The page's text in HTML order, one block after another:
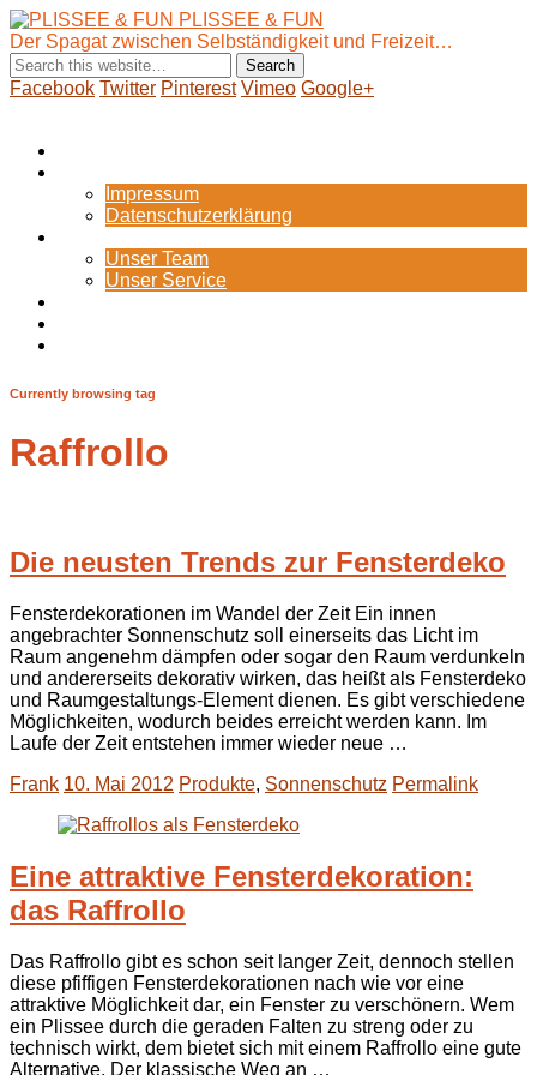
PLISSEE & FUN
Der Spagat zwischen Selbständigkeit und Freizeit…
Facebook Twitter Pinterest Vimeo Google+
Impressum
Datenschutzerklärung
Unser Team
Unser Service
Currently browsing tag
Raffrollo
Die neusten Trends zur Fensterdeko
Fensterdekorationen im Wandel der Zeit Ein innen
angebrachter Sonnenschutz soll einerseits das Licht im
Raum angenehm dämpfen oder sogar den Raum verdunkeln
und andererseits dekorativ wirken, das heißt als Fensterdeko
und Raumgestaltungs-Element dienen. Es gibt verschiedene
Möglichkeiten, wodurch beides erreicht werden kann. Im
Laufe der Zeit entstehen immer wieder neue …
Frank 10. Mai 2012 Produkte, Sonnenschutz Permalink
Eine attraktive Fensterdekoration:
das Raffrollo
Das Raffrollo gibt es schon seit langer Zeit, dennoch stellen
diese pfiffigen Fensterdekorationen nach wie vor eine
attraktive Möglichkeit dar, ein Fenster zu verschönern. Wem
ein Plissee durch die geraden Falten zu streng oder zu
technisch wirkt, dem bietet sich mit einem Raffrollo eine gute
Alternative. Der klassische Weg an …